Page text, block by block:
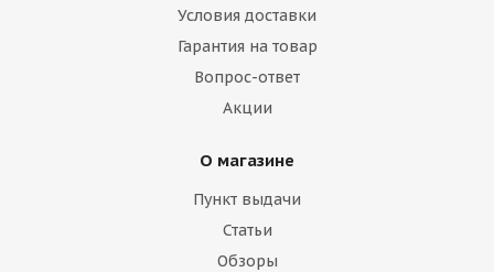
Условия доставки
Гарантия на товар
Вопрос-ответ
Акции
О магазине
Пункт выдачи
Статьи
Обзоры